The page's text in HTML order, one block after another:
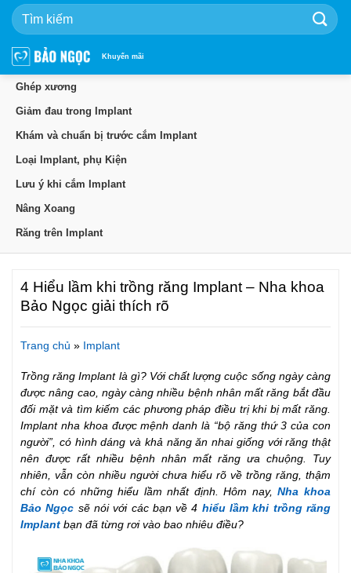
qua
dung
Khuyến mãi
Ghép xương
Giảm đau trong Implant
Khám và chuẩn bị trước cắm Implant
Loại Implant, phụ Kiện
Lưu ý khi cắm Implant
Nâng Xoang
Răng trên Implant
4 Hiểu lầm khi trồng răng Implant – Nha khoa
Bảo Ngọc giải thích rõ
Trang chủ » Implant
Trồng răng Implant là gì? Với chất lượng cuộc sống ngày càng
được nâng cao, ngày càng nhiều bệnh nhân mất răng bắt đầu
đối mặt và tìm kiếm các phương pháp điều trị khi bị mất răng.
Implant nha khoa được mệnh danh là “bộ răng thứ 3 của con
người”, có hình dáng và khả năng ăn nhai giống với răng thật
nên được rất nhiều bệnh nhân mất răng ưa chuộng. Tuy
nhiên, vẫn còn nhiều người chưa hiểu rõ về trồng răng, thậm
chí còn có những hiểu lầm nhất định. Hôm nay,Nha khoa
Bảo Ngọc sẽ nói với các bạn về 4 hiểu lầm khi trồng răng
Implant bạn đã từng rơi vào bao nhiêu điều?